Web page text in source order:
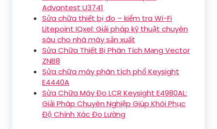
Advantest U3741
Sửa chữa thiết bị đo – kiểm tra Wi-Fi
Litepoint IQxel: Giải pháp kỹ thuật chuyên
sâu cho nhà máy sản xuất
Sửa Chữa Thiết Bị Phân Tích Mạng Vector
ZNB8
Sửa chữa máy phân tích phổ Keysight
E4440A
Sửa Chữa Máy Đo LCR Keysight E4980AL:
Giải Pháp Chuyên Nghiệp Giúp Khôi Phục
Độ Chính Xác Đo Lường